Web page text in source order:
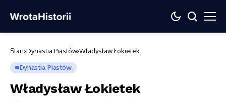
Start Dynastia Piastów Władysław Łokietek
Dynastia Piastów
Władysław Łokietek